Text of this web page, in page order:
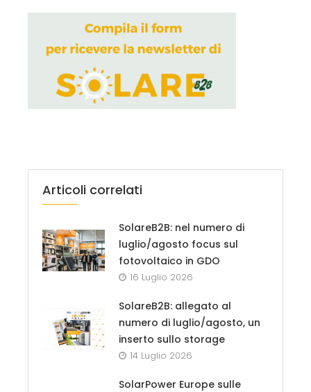
Articoli correlati
SolareB2B: nel numero di
luglio/agosto focus sul
fotovoltaico in GDO
16 Luglio 2026
SolareB2B: allegato al
numero di luglio/agosto, un
inserto sullo storage
14 Luglio 2026
SolarPower Europe sulle